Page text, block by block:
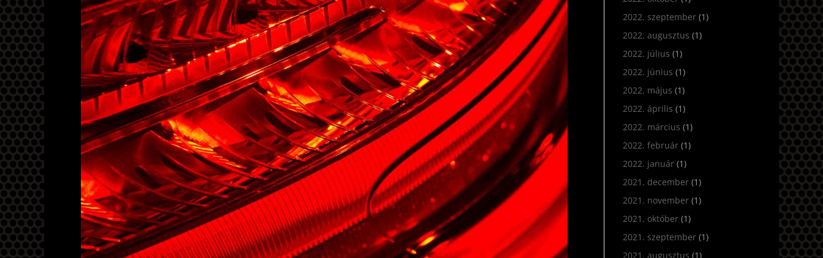
2022. szeptember(1)
2022. augusztus (1)
2022. július (1)
2022. június (1)
2022. május (1)
2022. április (1)
2022. március (1)
2022. február(1)
2022. január(1)
2021. december(1)
2021. november(1)
2021. október(1)
2021. szeptember(1)
2021. augusztus (1)